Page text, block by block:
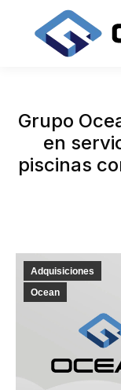
Grupo
en
piscinas
Adquisiciones
Ocean